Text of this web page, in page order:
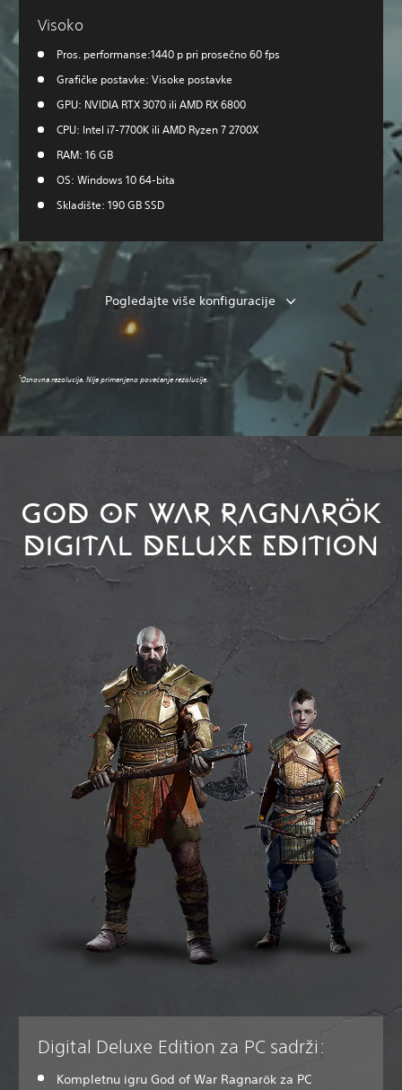
Visoko
Pros. performanse:1440 p pri prosečno 60 fps
Grafičke postavke: Visoke postavke
GPU: NVIDIA RTX 3070 ili AMD RX 6800
CPU: Intel i7-7700K ili AMD Ryzen 7 2700X
RAM: 16 GB
OS: Windows 10 64-bita
Skladište: 190 GB SSD
Pogledajte više konfiguracije
1Osnovna rezolucija. Nije primenjeno povećanje rezolucije.
GOD OF WAR RAGNARÖK
DIGITAL DELUXE EDITION
Digital Deluxe Edition za PC sadrži:
Kompletnu igru God of War Ragnarök za PC